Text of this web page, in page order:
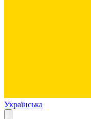
Українська